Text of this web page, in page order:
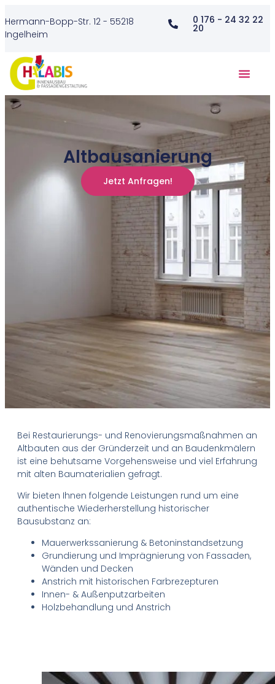
Hermann-Bopp-Str. 12 - 55218
Ingelheim
0 176 - 24 32 22
20
Altbausanierung
Jetzt Anfragen!
Bei Restaurierungs- und Renovierungsmaßnahmen an
Altbauten aus der Gründerzeit und an Baudenkmälern
ist eine behutsame Vorgehensweise und viel Erfahrung
mit alten Baumaterialien gefragt.
Wir bieten Ihnen folgende Leistungen rund um eine
authentische Wiederherstellung historischer
Bausubstanz an:
Mauerwerkssanierung & Betoninstandsetzung
Grundierung und Imprägnierung von Fassaden,
Wänden und Decken
Anstrich mit historischen Farbrezepturen
Innen- & Außenputzarbeiten
Holzbehandlung und Anstrich